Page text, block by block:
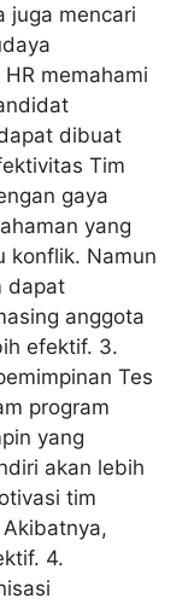
juga mencari
memahami
dibuat
Tim
gaya
yang
konflik. Namun
dapat
anggota
efektif. 3.
Tes
program
yang
akan lebih
tim
4.